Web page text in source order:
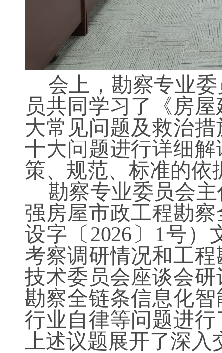
会上，勘察专业委
员共同学习了《房
大常见问题及救治
十大问题进行详细
策、规范、标准的依
勘察专业委员会主
强房屋市政工程勘
设字〔2026〕1号）
考察调研情况和工
技术委员会座谈会
勘察全链条信息化
行业自律等问题进
上述议题展开了深